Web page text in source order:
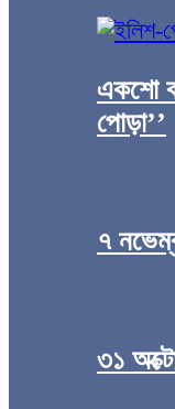
একশো
পোড়া’’
৭
৩১